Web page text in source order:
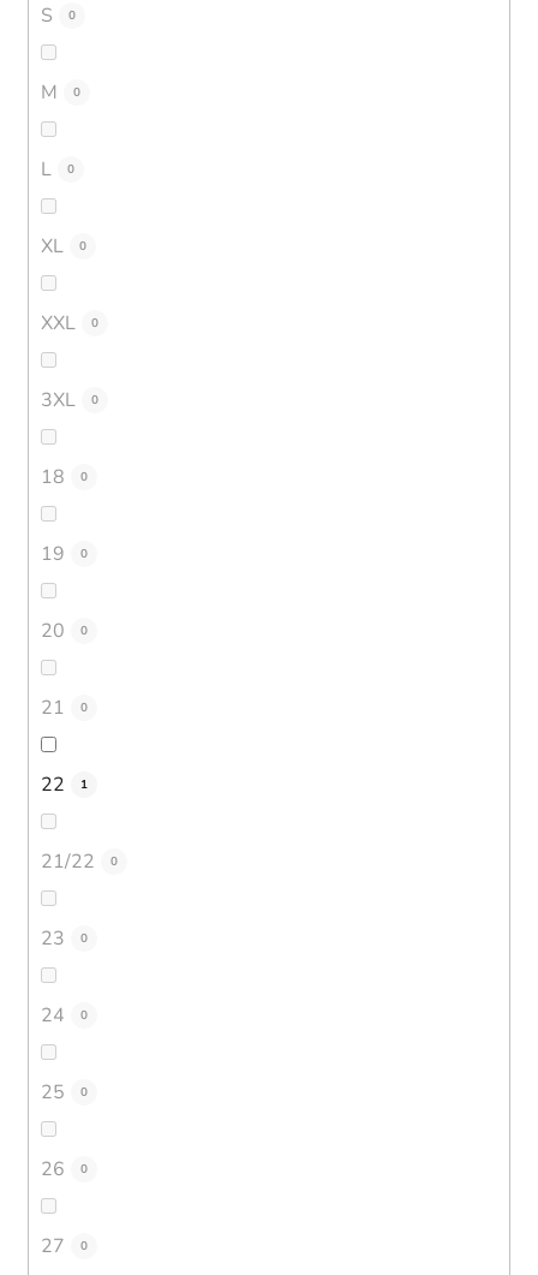
S 0
M 0
L 0
XL 0
XXL 0
3XL 0
18 0
19 0
20 0
21 0
22 1
21/22 0
23 0
24 0
25 0
26 0
27 0